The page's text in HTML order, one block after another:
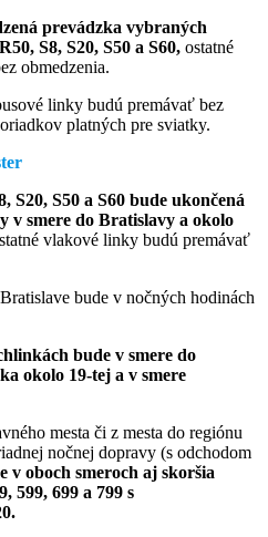
prevádzka vybraných
S8, S20, S50 a S60, ostatné
obmedzenia.
linky budú premávať bez
platných pre sviatky.
S20, S50 a S60 bude ukončená
v smere do Bratislavy a okolo
vlakové linky budú premávať
bude v nočných hodinách
bude v smere do
okolo 19-tej a v smere
mesta či z mesta do regiónu
nočnej dopravy (s odchodom
v oboch smeroch aj skoršia
599, 699 a 799 s